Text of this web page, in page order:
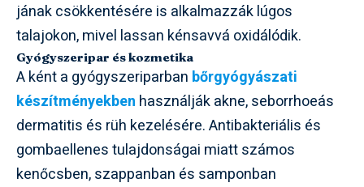
jának csökkentésére is alkalmazzák lúgos
talajokon, mivel lassan kénsavvá oxidálódik.
Gyógyszeripar és kozmetika
A ként a gyógyszeriparban bőrgyógyászati
készítményekben használják akne, seborrhoeás
dermatitis és rüh kezelésére. Antibakteriális és
gombaellenes tulajdonságai miatt számos
kenőcsben, szappanban és samponban